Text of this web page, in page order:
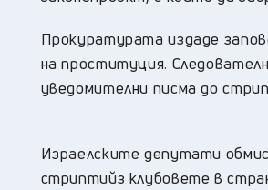
Прокуратурата издаде
на проституция.
уведомителни писма до
Израелските депутати
стриптийз клубовете в